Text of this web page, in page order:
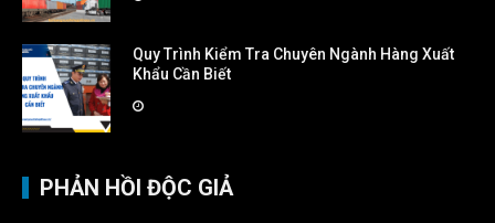
Quy Trình Kiểm Tra Chuyên Ngành Hàng Xuất
Khẩu Cần Biết
PHẢN HỒI ĐỘC GIẢ